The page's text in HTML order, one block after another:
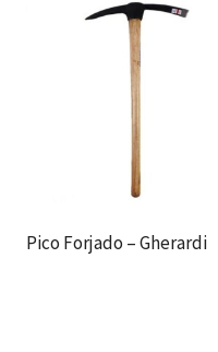
Pico Forjado – Gherardi